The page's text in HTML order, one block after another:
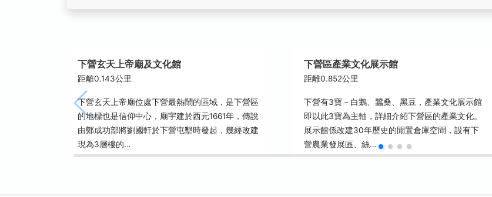
下營玄天上帝廟及文化館
距離0.143公里
下營玄天上帝廟位處下營最熱鬧的區域，是下營區
的地標也是信仰中心，廟宇建於西元1661年，傳說
由鄭成功部將劉國軒於下營屯墾時發起，幾經改建
現為3層樓的…
下營區產業文化展示館
距離0.852公里
下營有3寶－白鵝、蠶桑、黑豆，產業文化展示館
即以此3寶為主軸，詳細介紹下營區的產業文化。
展示館係改建30年歷史的閒置倉庫空間，設有下
營農業發展區、絲…